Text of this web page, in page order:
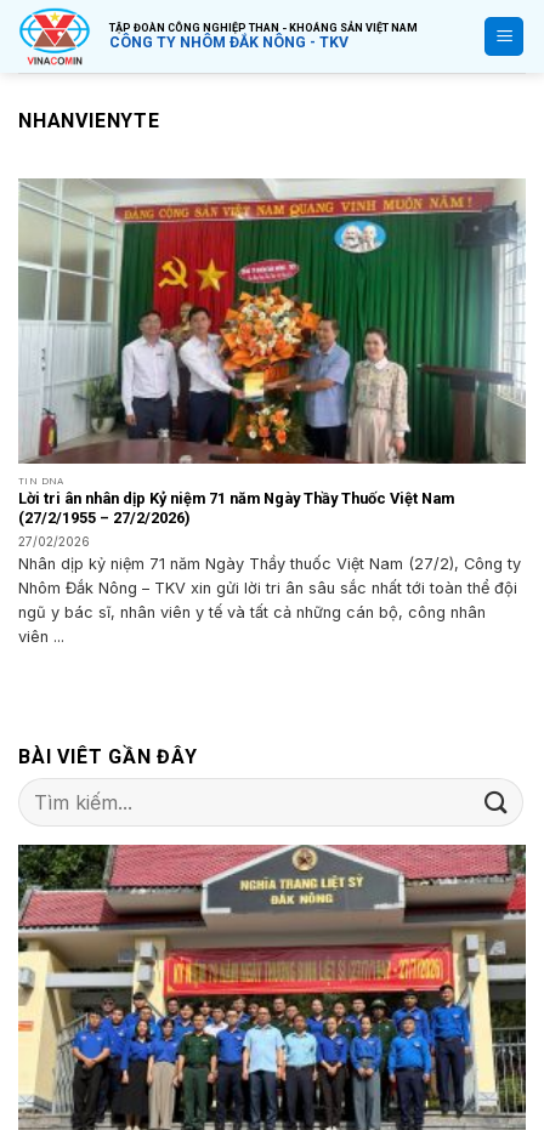
Bỏ
qua
nội
TẬP ĐOÀN CÔNG NGHIỆP THAN - KHOÁNG SẢN VIỆT NAM
CÔNG TY NHÔM ĐẮK NÔNG - TKV
NHANVIENYTE
TIN DNA
Lời tri ân nhân dịp Kỷ niệm 71 năm Ngày Thầy Thuốc Việt Nam
(27/2/1955 – 27/2/2026)
27/02/2026
Nhân dịp kỷ niệm 71 năm Ngày Thầy thuốc Việt Nam (27/2), Công ty
Nhôm Đắk Nông – TKV xin gửi lời tri ân sâu sắc nhất tới toàn thể đội
ngũ y bác sĩ, nhân viên y tế và tất cả những cán bộ, công nhân
viên ...
BÀI VIÊT GẦN ĐÂY